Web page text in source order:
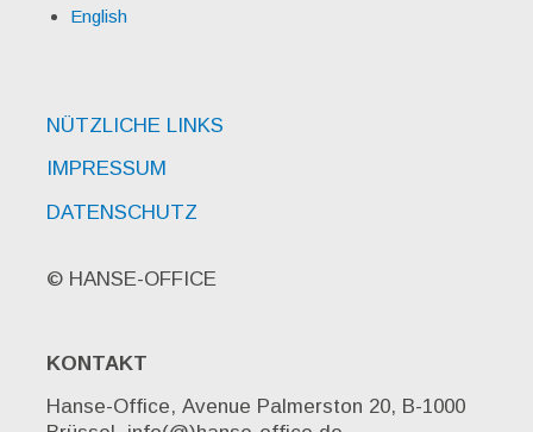
English
NÜTZLICHE LINKS
IMPRESSUM
DATENSCHUTZ
© HANSE-OFFICE
KONTAKT
Hanse-Office, Avenue Palmerston 20, B-1000